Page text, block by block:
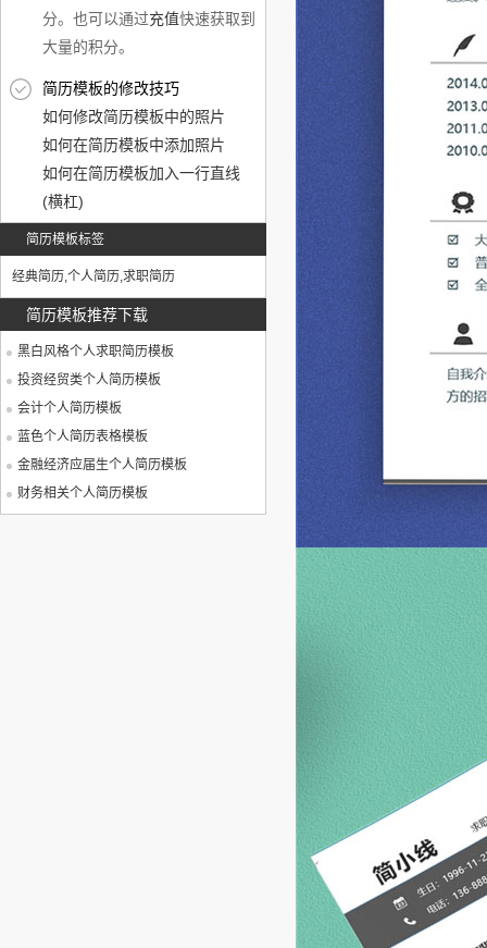
分。也可以通过充值快速获取到
大量的积分。
简历模板的修改技巧
如何修改简历模板中的照片
如何在简历模板中添加照片
如何在简历模板加入一行直线
(横杠)
简历模板标签
经典简历,个人简历,求职简历
简历模板推荐下载
黑白风格个人求职简历模板
投资经贸类个人简历模板
会计个人简历模板
蓝色个人简历表格模板
金融经济应届生个人简历模板
财务相关个人简历模板